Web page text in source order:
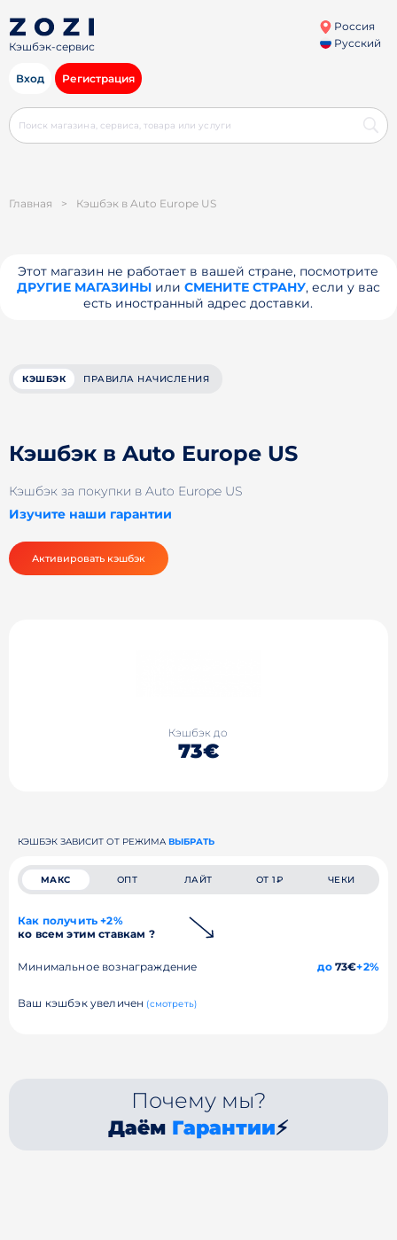
Кэшбэк-сервис
Россия
Русский
Вход Регистрация
Главная > Кэшбэк в Auto Europe US
Этот магазин не работает в вашей стране, посмотрите
ДРУГИЕ МАГАЗИНЫили СМЕНИТЕ СТРАНУ, если у вас
есть иностранный адрес доставки.
КЭШБЭК ПРАВИЛА НАЧИСЛЕНИЯ
Кэшбэк в Auto Europe US
Кэшбэк за покупки в Auto Europe US
Изучите наши гарантии
Активировать кэшбэк
Кэшбэк до
73€
КЭШБЭК ЗАВИСИТ ОТ РЕЖИМА ВЫБРАТЬ
МАКС ОПТ ЛАЙТ ОТ 1₽ ЧЕКИ
Как получить +2%
ко всем этим ставкам ?
Минимальное вознаграждение до73€+2%
Ваш кэшбэк увеличен (смотреть)
Почему мы?
Даём Гарантии⚡